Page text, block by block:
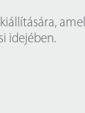
idejében.